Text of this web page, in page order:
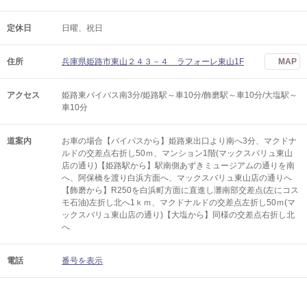
定休日 日曜、祝日
住所 兵庫県姫路市東山２４３－４ ラフォーレ東山1F MAP
アクセス
姫路東バイパス南3分/姫路駅～車10分/飾磨駅～車10分/大塩駅～
車10分
道案内
お車の場合【バイパスから】姫路東出口より南へ3分、マクドナ
ルドの交差点右折し50ｍ、マンション1階(マックスバリュ東山
店の通り)【姫路駅から】駅南側あずきミュージアムの通りを南
へ、阿保橋を渡り白浜方面へ、マックスバリュ東山店の通りへ
【飾磨から】R250を白浜町方面に直進し灘南部交差点(左にコス
モ石油)左折し北へ1ｋｍ、マクドナルドの交差点左折し50ｍ(マ
ックスバリュ東山店の通り)【大塩から】同様の交差点右折し北
へ
電話 番号を表示